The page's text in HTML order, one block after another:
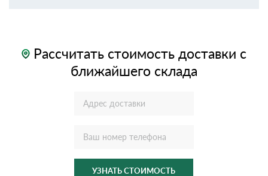
Рассчитать стоимость доставки с
ближайшего склада
УЗНАТЬ СТОИМОСТЬ